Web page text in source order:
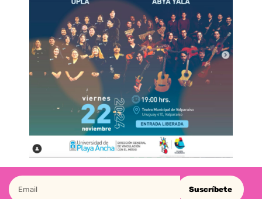
Suscríbete